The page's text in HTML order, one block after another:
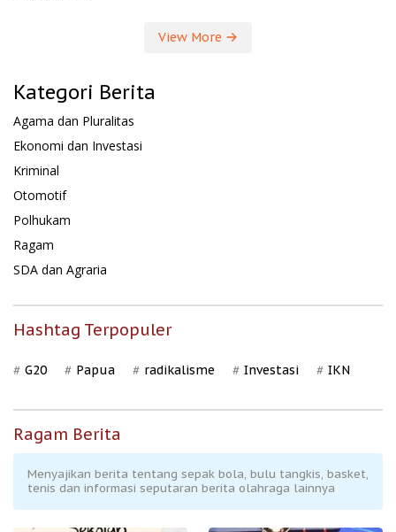
View More
Kategori Berita
Agama dan Pluralitas
Ekonomi dan Investasi
Kriminal
Otomotif
Polhukam
Ragam
SDA dan Agraria
Hashtag Terpopuler
G20 Papua radikalisme Investasi IKN
Ragam Berita
Menyajikan berita tentang sepak bola, bulu tangkis, basket,
tenis dan informasi seputaran berita olahraga lainnya